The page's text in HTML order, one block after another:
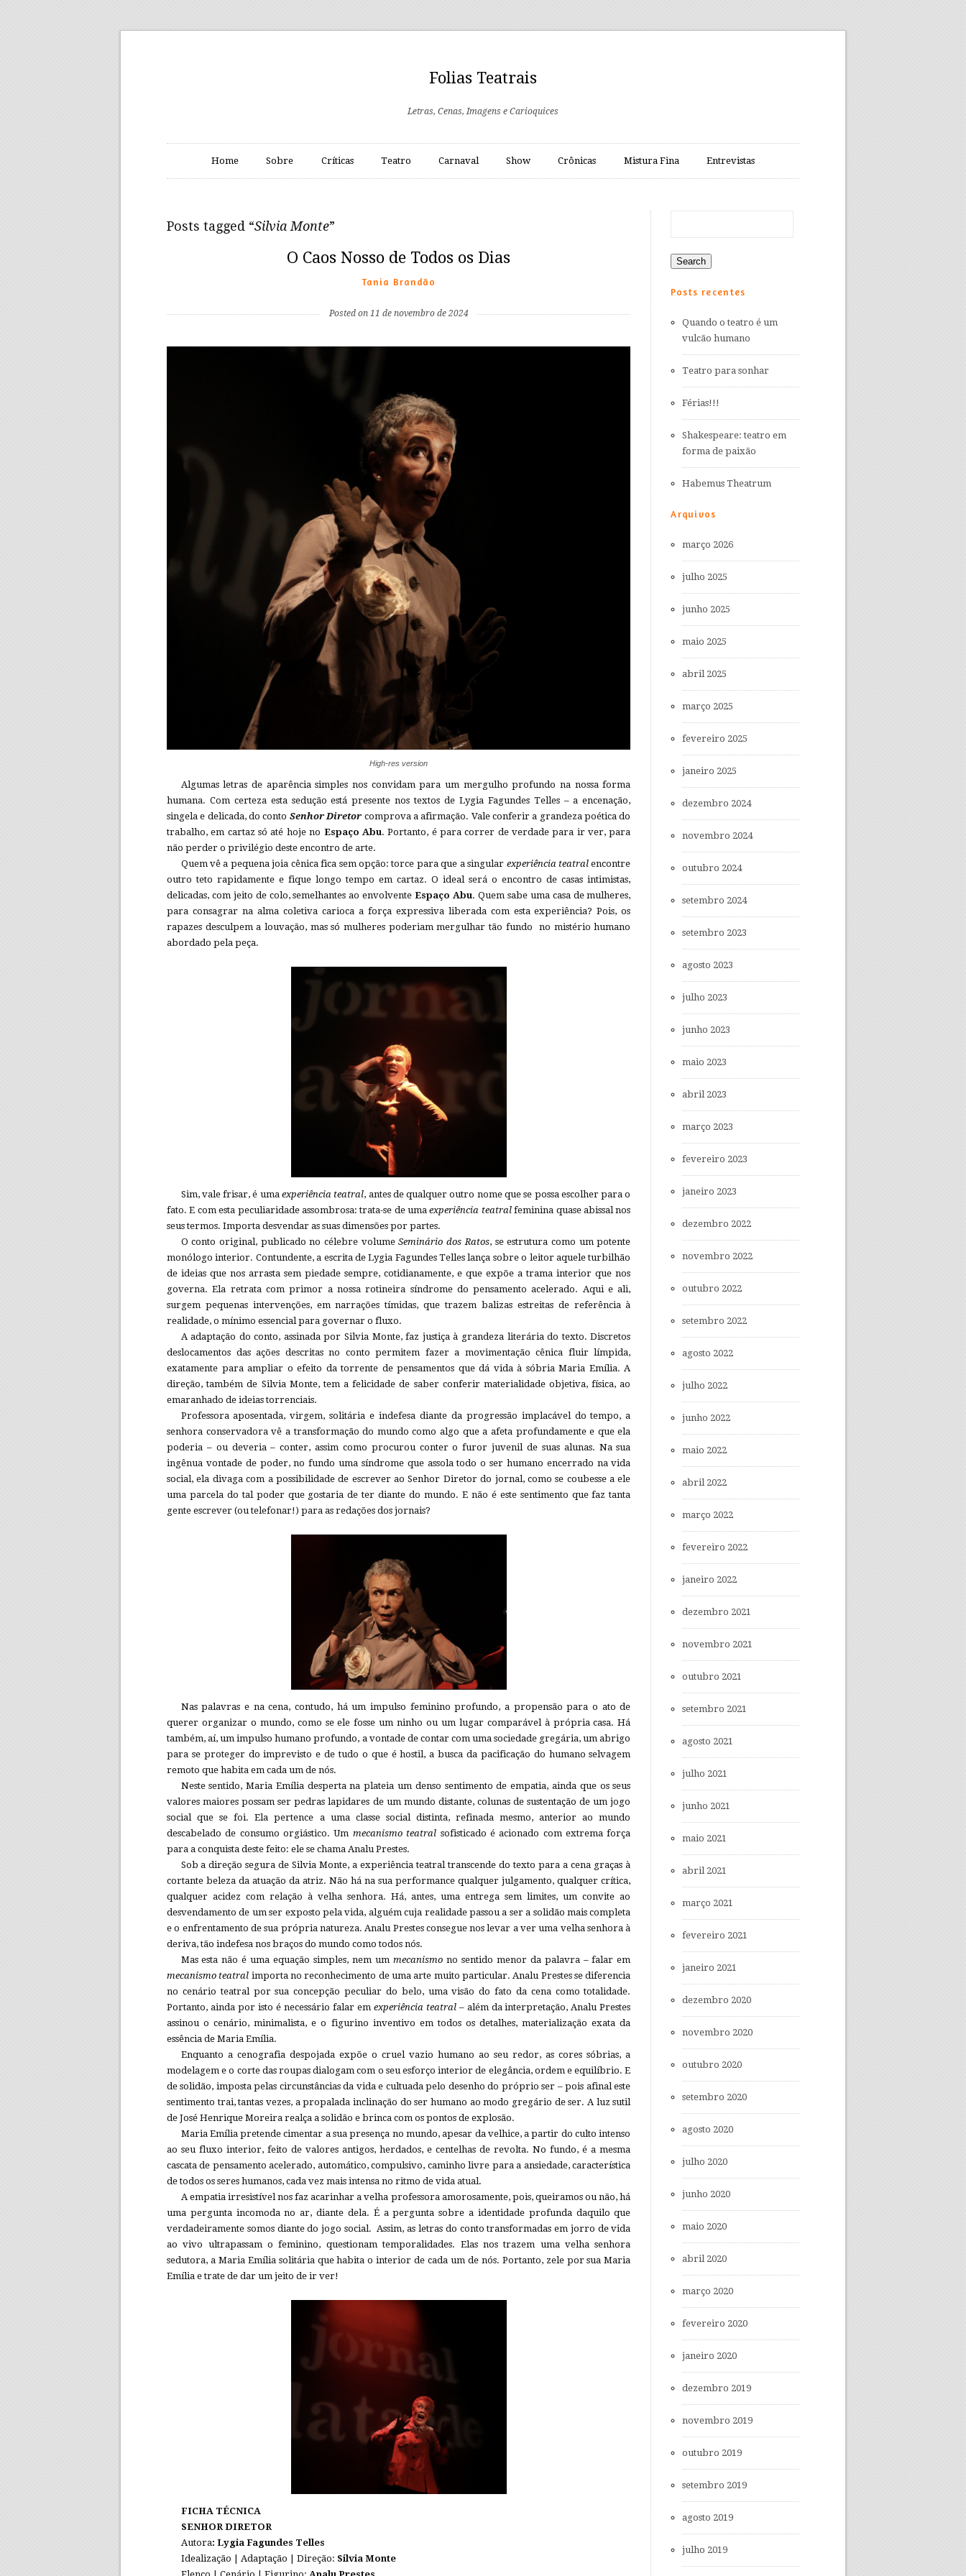
Folias Teatrais
Letras, Cenas, Imagens e Carioquices
Home Sobre Críticas Teatro Carnaval Show Crônicas Mistura Fina Entrevistas
Posts tagged “Silvia Monte”
O Caos Nosso de Todos os Dias
Tania Brandão
Posted on 11 de novembro de 2024
High-res version
Algumas letras de aparência simples nos convidam para um mergulho profundo na nossa forma
humana. Com certeza esta sedução está presente nos textos de Lygia Fagundes Telles – a encenação,
singela e delicada, do conto Senhor Diretorcomprova a afirmação. Vale conferir a grandeza poética do
trabalho, em cartaz só até hoje no Espaço Abu. Portanto, é para correr de verdade para ir ver, para
não perder o privilégio deste encontro de arte.
Quem vê a pequena joia cênica fica sem opção: torce para que a singular experiência teatralencontre
outro teto rapidamente e fique longo tempo em cartaz. O ideal será o encontro de casas intimistas,
delicadas, com jeito de colo, semelhantes ao envolventeEspaço Abu. Quem sabe uma casa de mulheres,
para consagrar na alma coletiva carioca a força expressiva liberada com esta experiência? Pois, os
rapazes desculpem a louvação, mas só mulheres poderiam mergulhar tão fundo no mistério humano
abordado pela peça.
Sim, vale frisar, é uma experiência teatral, antes de qualquer outro nome que se possa escolher para o
fato. E com esta peculiaridade assombrosa: trata-se de umaexperiência teatralfeminina quase abissal nos
seus termos. Importa desvendar as suas dimensões por partes.
O conto original, publicado no célebre volumeSeminário dos Ratos, se estrutura como um potente
monólogo interior. Contundente, a escrita de Lygia Fagundes Telles lança sobre o leitor aquele turbilhão
de ideias que nos arrasta sem piedade sempre, cotidianamente, e que expõe a trama interior que nos
governa. Ela retrata com primor a nossa rotineira síndrome do pensamento acelerado. Aqui e ali,
surgem pequenas intervenções, em narrações tímidas, que trazem balizas estreitas de referência à
realidade, o mínimo essencial para governar o fluxo.
A adaptação do conto, assinada por Silvia Monte, faz justiça à grandeza literária do texto. Discretos
deslocamentos das ações descritas no conto permitem fazer a movimentação cênica fluir límpida,
exatamente para ampliar o efeito da torrente de pensamentos que dá vida à sóbria Maria Emília. A
direção, também de Silvia Monte, tem a felicidade de saber conferir materialidade objetiva, física, ao
emaranhado de ideias torrenciais.
Professora aposentada, virgem, solitária e indefesa diante da progressão implacável do tempo, a
senhora conservadora vê a transformação do mundo como algo que a afeta profundamente e que ela
poderia – ou deveria – conter, assim como procurou conter o furor juvenil de suas alunas. Na sua
ingênua vontade de poder, no fundo uma síndrome que assola todo o ser humano encerrado na vida
social, ela divaga com a possibilidade de escrever ao Senhor Diretor do jornal, como se coubesse a ele
uma parcela do tal poder que gostaria de ter diante do mundo. E não é este sentimento que faz tanta
gente escrever (ou telefonar!) para as redações dos jornais?
Nas palavras e na cena, contudo, há um impulso feminino profundo, a propensão para o ato de
querer organizar o mundo, como se ele fosse um ninho ou um lugar comparável à própria casa. Há
também, aí, um impulso humano profundo, a vontade de contar com uma sociedade gregária, um abrigo
para se proteger do imprevisto e de tudo o que é hostil, a busca da pacificação do humano selvagem
remoto que habita em cada um de nós.
Neste sentido, Maria Emília desperta na plateia um denso sentimento de empatia, ainda que os seus
valores maiores possam ser pedras lapidares de um mundo distante, colunas de sustentação de um jogo
social que se foi. Ela pertence a uma classe social distinta, refinada mesmo, anterior ao mundo
descabelado de consumo orgiástico. Um mecanismo teatral sofisticado é acionado com extrema força
para a conquista deste feito: ele se chama Analu Prestes.
Sob a direção segura de Silvia Monte, a experiência teatral transcende do texto para a cena graças à
cortante beleza da atuação da atriz. Não há na sua performance qualquer julgamento, qualquer crítica,
qualquer acidez com relação à velha senhora. Há, antes, uma entrega sem limites, um convite ao
desvendamento de um ser exposto pela vida, alguém cuja realidade passou a ser a solidão mais completa
e o enfrentamento de sua própria natureza. Analu Prestes consegue nos levar a ver uma velha senhora à
deriva, tão indefesa nos braços do mundo como todos nós.
Mas esta não é uma equação simples, nem um mecanismono sentido menor da palavra – falar em
mecanismo teatral importa no reconhecimento de uma arte muito particular. Analu Prestes se diferencia
no cenário teatral por sua concepção peculiar do belo, uma visão do fato da cena como totalidade.
Portanto, ainda por isto é necessário falar em experiência teatral– além da interpretação, Analu Prestes
assinou o cenário, minimalista, e o figurino inventivo em todos os detalhes, materialização exata da
essência de Maria Emília.
Enquanto a cenografia despojada expõe o cruel vazio humano ao seu redor, as cores sóbrias, a
modelagem e o corte das roupas dialogam com o seu esforço interior de elegância, ordem e equilíbrio. E
de solidão, imposta pelas circunstâncias da vida e cultuada pelo desenho do próprio ser – pois afinal este
sentimento trai, tantas vezes, a propalada inclinação do ser humano ao modo gregário de ser. A luz sutil
de José Henrique Moreira realça a solidão e brinca com os pontos de explosão.
Maria Emília pretende cimentar a sua presença no mundo, apesar da velhice, a partir do culto intenso
ao seu fluxo interior, feito de valores antigos, herdados, e centelhas de revolta. No fundo, é a mesma
cascata de pensamento acelerado, automático, compulsivo, caminho livre para a ansiedade, característica
de todos os seres humanos, cada vez mais intensa no ritmo de vida atual.
A empatia irresistível nos faz acarinhar a velha professora amorosamente, pois, queiramos ou não, há
uma pergunta incomoda no ar, diante dela. É a pergunta sobre a identidade profunda daquilo que
verdadeiramente somos diante do jogo social. Assim, as letras do conto transformadas em jorro de vida
ao vivo ultrapassam o feminino, questionam temporalidades. Elas nos trazem uma velha senhora
sedutora, a Maria Emília solitária que habita o interior de cada um de nós. Portanto, zele por sua Maria
Emília e trate de dar um jeito de ir ver!
FICHA TÉCNICA
SENHOR DIRETOR
Autora: Lygia Fagundes Telles
Idealização | Adaptação | Direção: Silvia Monte
Posts recentes
Quando o teatro é um
vulcão humano
Teatro para sonhar
Férias!!!
Shakespeare: teatro em
forma de paixão
Habemus Theatrum
Arquivos
março 2026
julho 2025
junho 2025
maio 2025
abril 2025
março 2025
fevereiro 2025
janeiro 2025
dezembro 2024
novembro 2024
outubro 2024
setembro 2024
setembro 2023
agosto 2023
julho 2023
junho 2023
maio 2023
abril 2023
março 2023
fevereiro 2023
janeiro 2023
dezembro 2022
novembro 2022
outubro 2022
setembro 2022
agosto 2022
julho 2022
junho 2022
maio 2022
abril 2022
março 2022
fevereiro 2022
janeiro 2022
dezembro 2021
novembro 2021
outubro 2021
setembro 2021
agosto 2021
julho 2021
junho 2021
maio 2021
abril 2021
março 2021
fevereiro 2021
janeiro 2021
dezembro 2020
novembro 2020
outubro 2020
setembro 2020
agosto 2020
julho 2020
junho 2020
maio 2020
abril 2020
março 2020
fevereiro 2020
janeiro 2020
dezembro 2019
novembro 2019
outubro 2019
setembro 2019
agosto 2019
julho 2019